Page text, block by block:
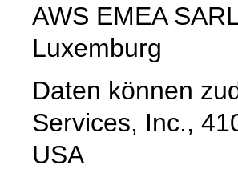
AWS EMEA
Luxemburg
Daten können
Services, Inc.,
USA